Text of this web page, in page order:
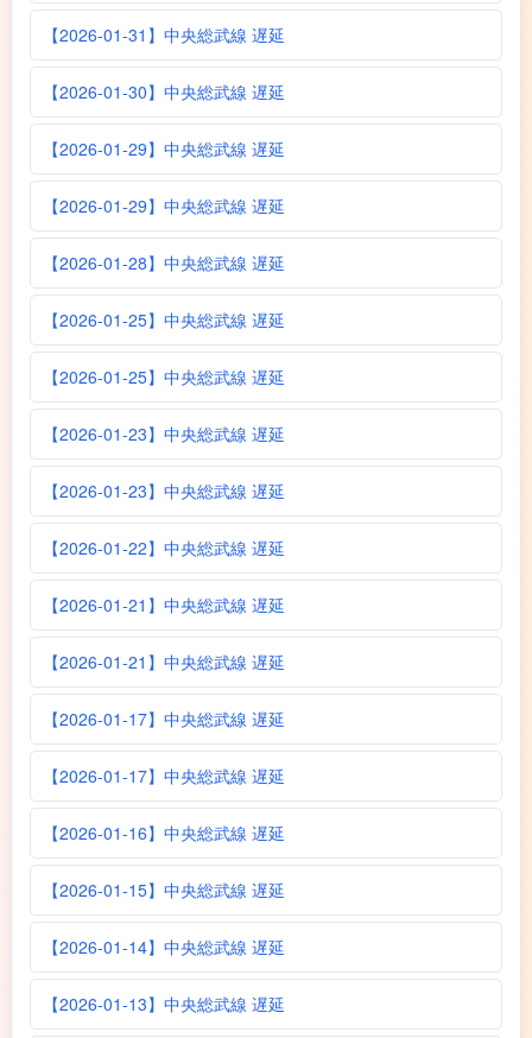
【2026-01-31】中央総武線 遅延
【2026-01-30】中央総武線 遅延
【2026-01-29】中央総武線 遅延
【2026-01-29】中央総武線 遅延
【2026-01-28】中央総武線 遅延
【2026-01-25】中央総武線 遅延
【2026-01-25】中央総武線 遅延
【2026-01-23】中央総武線 遅延
【2026-01-23】中央総武線 遅延
【2026-01-22】中央総武線 遅延
【2026-01-21】中央総武線 遅延
【2026-01-21】中央総武線 遅延
【2026-01-17】中央総武線 遅延
【2026-01-17】中央総武線 遅延
【2026-01-16】中央総武線 遅延
【2026-01-15】中央総武線 遅延
【2026-01-14】中央総武線 遅延
【2026-01-13】中央総武線 遅延